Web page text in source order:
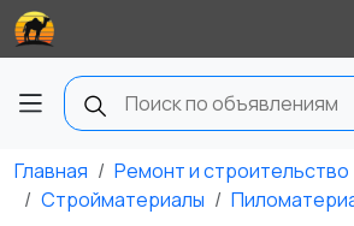
Главная
Ремонт и строительство
Стройматериалы